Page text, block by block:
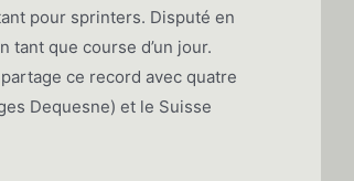
pour sprinters. Disputé en
tant que course d’un jour.
ce record avec quatre
Dequesne) et le Suisse